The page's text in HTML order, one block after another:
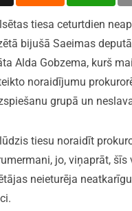
tiesa ceturtdien
bijušā Saeimas
Alda Gobzema, kurš
noraidījumu
grupā un
tiesu noraidīt
jo, viņaprāt, šīs
neieturēja